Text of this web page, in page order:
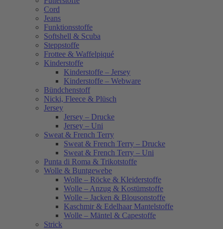
Cord
Jeans
Funktionsstoffe
Softshell & Scuba
Steppstoffe
Frottee & Waffelpiqué
Kinderstoffe
Kinderstoffe – Jersey
Kinderstoffe – Webware
Bündchenstoff
Nicki, Fleece & Plüsch
Jersey
Jersey – Drucke
Jersey – Uni
Sweat & French Terry
Sweat & French Terry – Drucke
Sweat & French Terry – Uni
Punta di Roma & Trikotstoffe
Wolle & Buntgewebe
Wolle – Röcke & Kleiderstoffe
Wolle – Anzug & Kostümstoffe
Wolle – Jacken & Blousonstoffe
Kaschmir & Edelhaar Mantelstoffe
Wolle – Mäntel & Capestoffe
Strick